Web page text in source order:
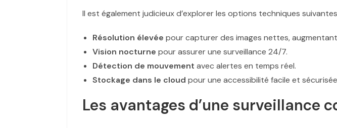
Il est également judicieux d’explorer les options techniques
Résolution élevée pour capturer des images nettes,
Vision nocturne pour assurer une surveillance 24/7.
Détection de mouvement avec alertes en temps réel.
Stockage dans le cloud pour une accessibilité facile et
Les avantages d’une surveillance